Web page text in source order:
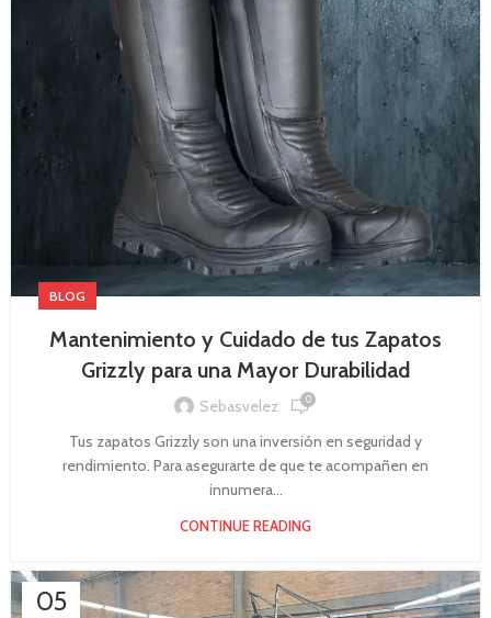
BLOG
Mantenimiento y Cuidado de tus Zapatos
Grizzly para una Mayor Durabilidad
Sebasvelez 0
Tus zapatos Grizzly son una inversión en seguridad y
rendimiento. Para asegurarte de que te acompañen en
innumera...
CONTINUE READING
05